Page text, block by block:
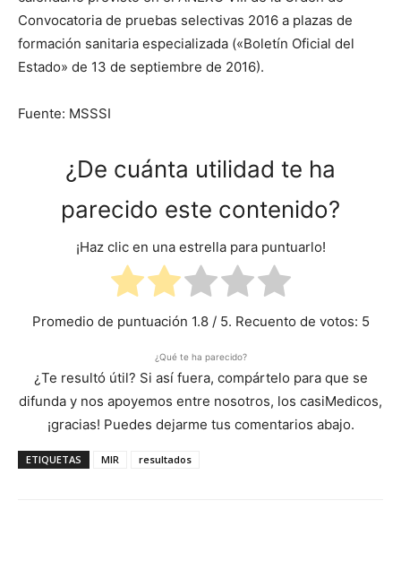
Convocatoria de pruebas selectivas 2016 a plazas de
formación sanitaria especializada («Boletín Oficial del
Estado» de 13 de septiembre de 2016).
Fuente: MSSSI
¿De cuánta utilidad te ha
parecido este contenido?
¡Haz clic en una estrella para puntuarlo!
Promedio de puntuación 1.8/ 5. Recuento de votos: 5
¿Qué te ha parecido?
¿Te resultó útil? Si así fuera, compártelo para que se
difunda y nos apoyemos entre nosotros, los casiMedicos,
¡gracias! Puedes dejarme tus comentarios abajo.
ETIQUETAS MIR resultados